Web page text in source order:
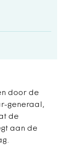
door de
generaal,
de
aan de